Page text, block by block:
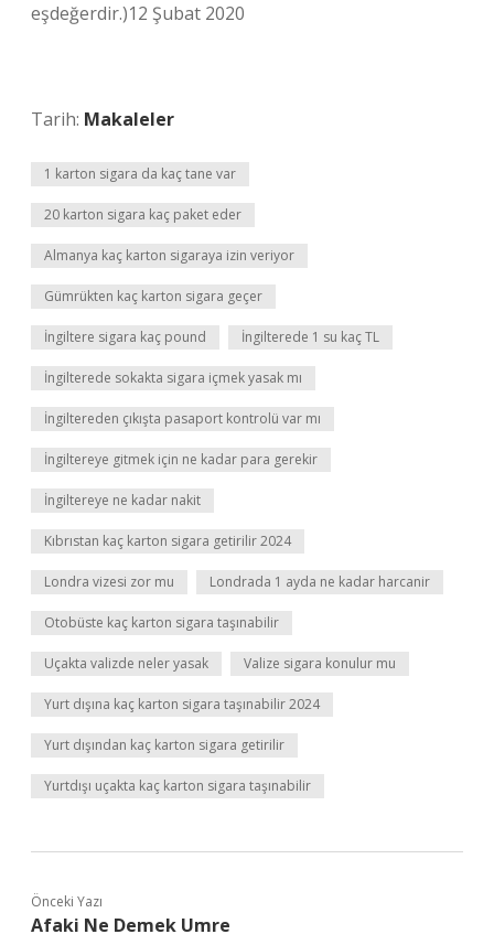
eşdeğerdir.)12 Şubat 2020
Tarih: Makaleler
1 karton sigara da kaç tane var
20 karton sigara kaç paket eder
Almanya kaç karton sigaraya izin veriyor
Gümrükten kaç karton sigara geçer
İngiltere sigara kaç pound İngilterede 1 su kaç TL
İngilterede sokakta sigara içmek yasak mı
İngiltereden çıkışta pasaport kontrolü var mı
İngiltereye gitmek için ne kadar para gerekir
İngiltereye ne kadar nakit
Kıbrıstan kaç karton sigara getirilir 2024
Londra vizesi zor mu Londrada 1 ayda ne kadar harcanir
Otobüste kaç karton sigara taşınabilir
Uçakta valizde neler yasak Valize sigara konulur mu
Yurt dışına kaç karton sigara taşınabilir 2024
Yurt dışından kaç karton sigara getirilir
Yurtdışı uçakta kaç karton sigara taşınabilir
Önceki Yazı
Afaki Ne Demek Umre